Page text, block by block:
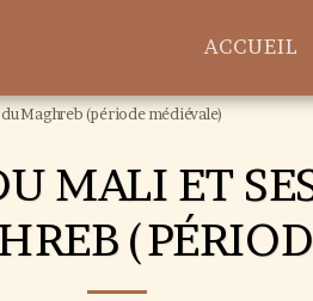
ACCUEIL
du Maghreb (période médiévale)
MALI ET